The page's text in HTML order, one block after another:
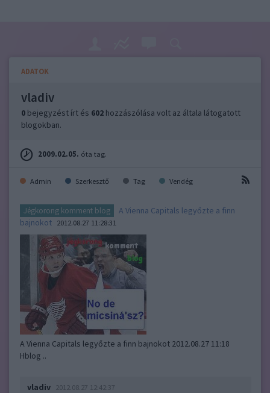
ADATOK
vladiv
0 bejegyzést írt és 602 hozzászólása volt az általa látogatott
blogokban.
2009.02.05. óta tag.
Admin Szerkesztő Tag Vendég
Jégkorong komment blog
A Vienna Capitals legyőzte a finn
bajnokot 2012.08.27 11:28:31
A Vienna Capitals legyőzte a finn bajnokot 2012.08.27 11:18
Hblog ..
vladiv 2012.08.27 12:42:37